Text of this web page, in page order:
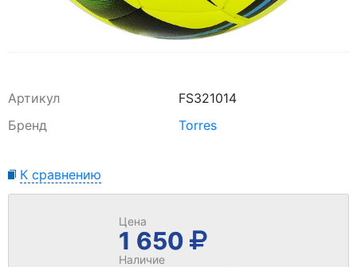
Артикул
FS321014
Бренд
Torres
К сравнению
Цена
1 650
Наличие